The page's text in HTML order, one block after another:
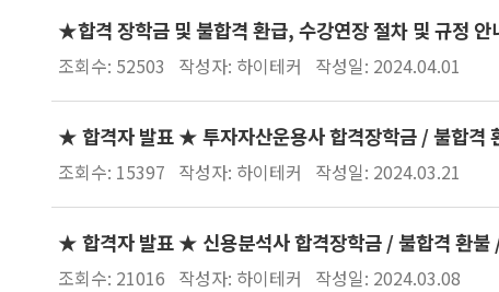
★합격 장학금 및 불합격 환급, 수강연장 절차 및 규정
조회수: 52503 작성자: 하이테커 작성일: 2024.04.01
★ 합격자 발표 ★ 투자자산운용사 합격장학금 / 불합격
조회수: 15397 작성자: 하이테커 작성일: 2024.03.21
★ 합격자 발표 ★ 신용분석사 합격장학금 / 불합격 환불
조회수: 21016 작성자: 하이테커 작성일: 2024.03.08